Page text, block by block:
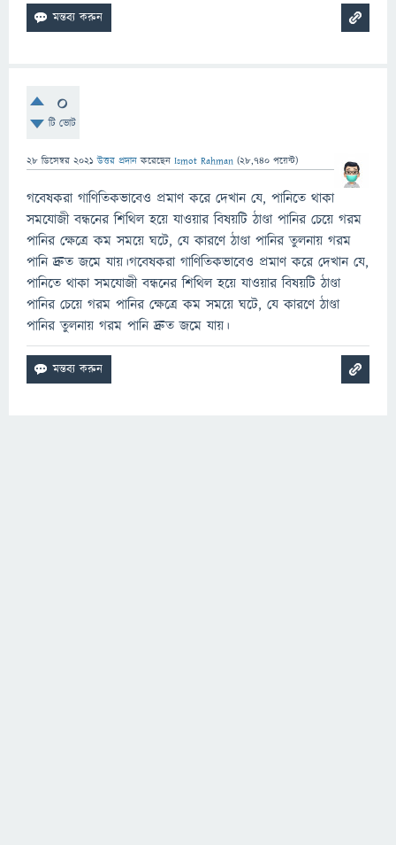
0
টি ভোট
28 ডিসেম্বর 2021 উত্তর প্রদান করেছেন Ismot Rahman (28,740 পয়েন্ট)
গবেষকরা গাণিতিকভাবেও প্রমাণ করে দেখান যে, পানিতে থাকা
সমযোজী বন্ধনের শিথিল হয়ে যাওয়ার বিষয়টি ঠাণ্ডা পানির চেয়ে গরম
পানির ক্ষেত্রে কম সময়ে ঘটে, যে কারণে ঠাণ্ডা পানির তুলনায় গরম
পানি দ্রুত জমে যায়।গবেষকরা গাণিতিকভাবেও প্রমাণ করে দেখান যে,
পানিতে থাকা সমযোজী বন্ধনের শিথিল হয়ে যাওয়ার বিষয়টি ঠাণ্ডা
পানির চেয়ে গরম পানির ক্ষেত্রে কম সময়ে ঘটে, যে কারণে ঠাণ্ডা
পানির তুলনায় গরম পানি দ্রুত জমে যায়।